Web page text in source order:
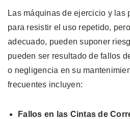
Las máquinas de ejercicio y las
para resistir el uso repetido,
adecuado, pueden suponer
pueden ser resultado de fallos
o negligencia en su
frecuentes incluyen:
Fallos en las Cintas de